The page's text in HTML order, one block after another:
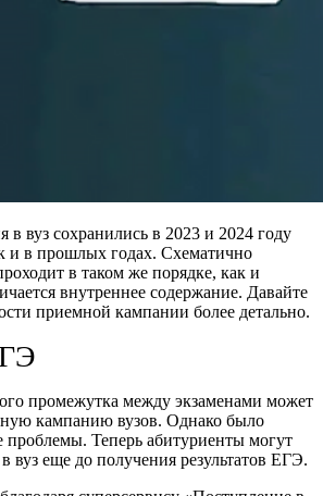
в вуз сохранились в 2023 и 2024 году
и в прошлых годах. Схематично
в таком же порядке, как и
внутреннее содержание. Давайте
приемной кампании более детально.
промежутка между экзаменами может
кампанию вузов. Однако было
Теперь абитуриенты могут
вуз еще до получения результатов ЕГЭ.